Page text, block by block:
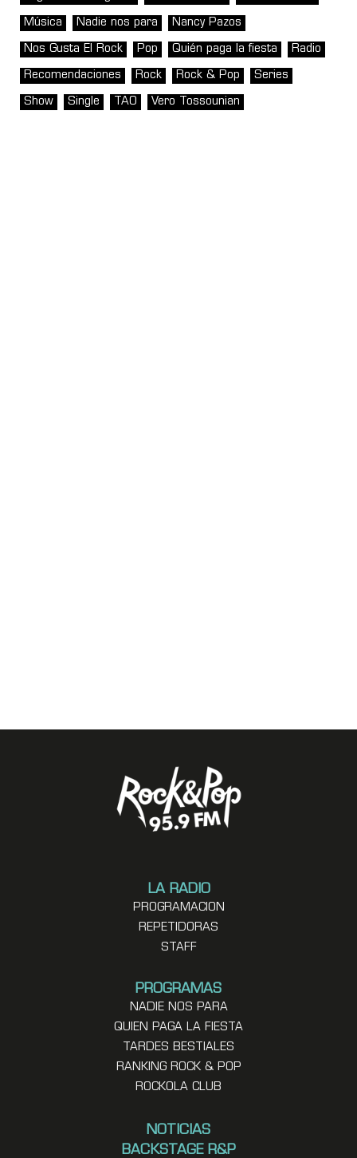
Música Nadie nos para Nancy Pazos
Nos Gusta El Rock Pop Quién paga la fiesta Radio
Recomendaciones Rock Rock & Pop Series
Show Single TAO Vero Tossounian
LA RADIO
PROGRAMACION
REPETIDORAS
STAFF
PROGRAMAS
NADIE NOS PARA
QUIEN PAGA LA FIESTA
TARDES BESTIALES
RANKING ROCK & POP
ROCKOLA CLUB
NOTICIAS
BACKSTAGE R&P